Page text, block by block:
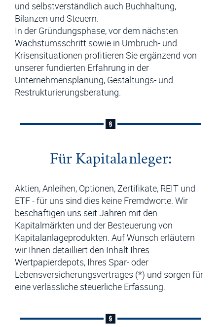
und selbstverständlich auch Buchhaltung,
Bilanzen und Steuern.
In der Gründungsphase, vor dem nächsten
Wachstumsschritt sowie in Umbruch- und
Krisensituationen profitieren Sie ergänzend von
unserer fundierten Erfahrung in der
Unternehmensplanung, Gestaltungs- und
Restrukturierungsberatung.
Für Kapitalanleger:
Aktien, Anleihen, Optionen, Zertifikate, REIT und
ETF - für uns sind dies keine Fremdworte. Wir
beschäftigen uns seit Jahren mit den
Kapitalmärkten und der Besteuerung von
Kapitalanlageprodukten. Auf Wunsch erläutern
wir Ihnen detailliert den Inhalt Ihres
Wertpapierdepots, Ihres Spar- oder
Lebensversicherungsvertrages (*) und sorgen für
eine verlässliche steuerliche Erfassung.